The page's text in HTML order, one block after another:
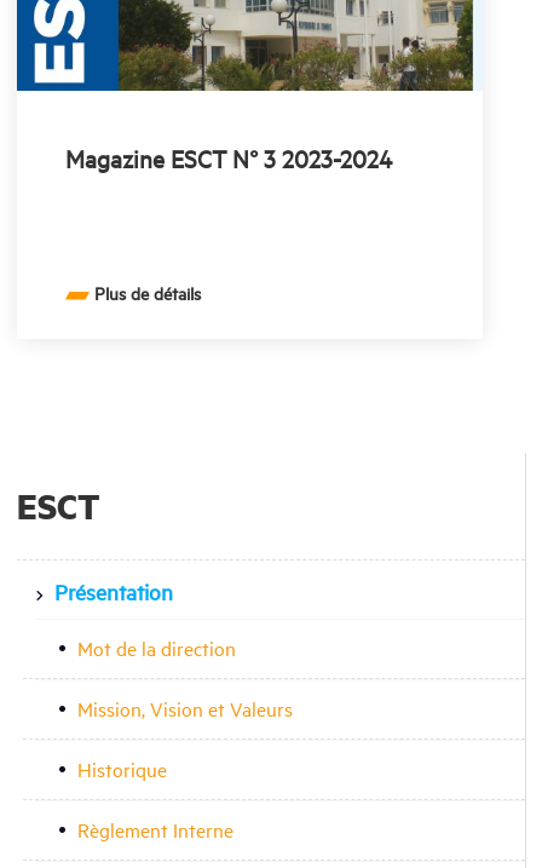
ESCT
Présentation
Mot de la direction
Mission, Vision et Valeurs
Historique
Règlement Interne
Magazine ESCT N° 3 2023-2024
Plus de détails